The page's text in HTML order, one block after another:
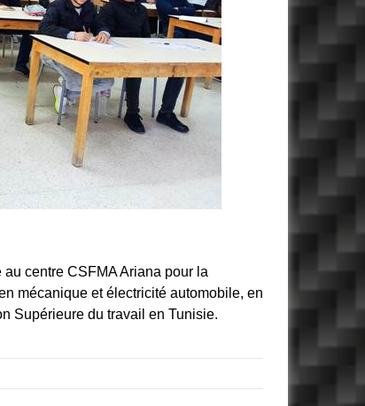
centre CSFMA Ariana pour la
mécanique et électricité automobile, en
Supérieure du travail en Tunisie.